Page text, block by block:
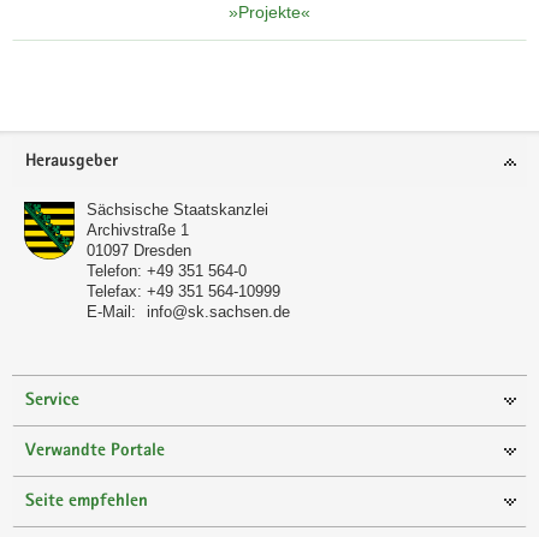
»Projekte«
Footer-
Herausgeber
Sächsische Staatskanzlei
Archivstraße 1
01097 Dresden
Telefon: +49 351 564-0
Telefax: +49 351 564-10999
E-Mail:
info@sk.sachsen.de
Service
Verwandte Portale
Seite empfehlen